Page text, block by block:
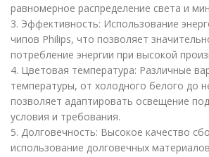
равномерное распределение света и
3. Эффективность: Использование
чипов Philips, что позволяет
потребление энергии при высокой
4. Цветовая температура: Различные
температуры, от холодного белого до
позволяет адаптировать освещение
условия и требования.
5. Долговечность: Высокое качество
использование долговечных